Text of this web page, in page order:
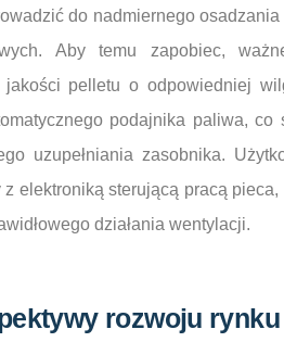
do nadmiernego
Aby temu zapobiec,
pelletu o odpowiedniej
podajnika paliwa,
uzupełniania zasobnika.
elektroniką sterującą pracą
działania wentylacji.
rozwoju